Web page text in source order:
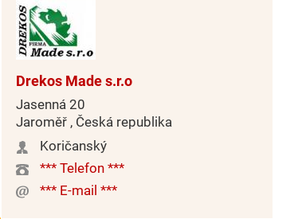
Drekos Made s.r.o
Jasenná 20
Jaroměř , Česká republika
Koričanský
*** Telefon ***
*** E-mail ***